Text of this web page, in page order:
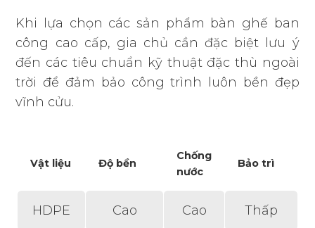
Khi lựa chọn các sản phẩm bàn ghế ban
công cao cấp, gia chủ cần đặc biệt lưu ý
đến các tiêu chuẩn kỹ thuật đặc thù ngoài
trời để đảm bảo công trình luôn bền đẹp
vĩnh cửu.
Vật liệu Độ bền
Chống
nước
Bảo trì
HDPE Cao Cao Thấp